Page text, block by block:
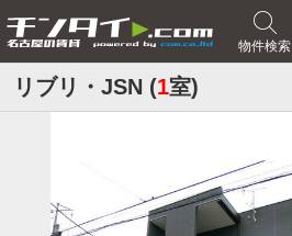
物件検索
リブリ・JSN (1室)